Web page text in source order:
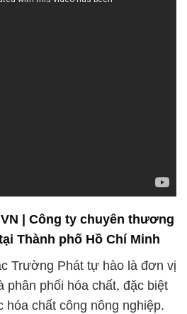
| Công ty chuyên thương
Thành phố Hồ Chí Minh
Trường Phát tự hào là đơn vị
phân phối hóa chất, đặc biệt
hóa chất công nông nghiệp.